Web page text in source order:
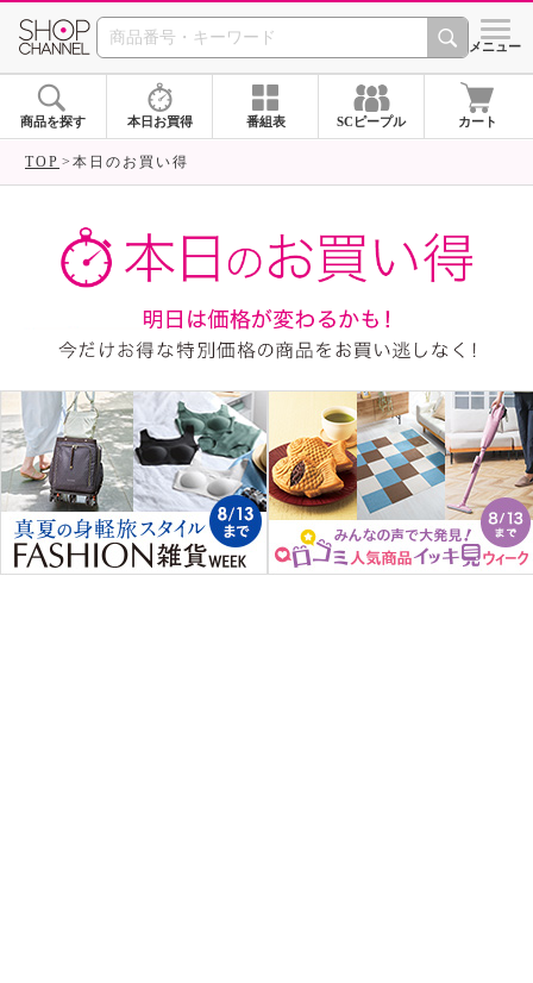
SHOP CHANNEL ショッ
メニュー
商品を探す 本日お買得 番組表 SCピープル カート
TOP 本日のお買い得